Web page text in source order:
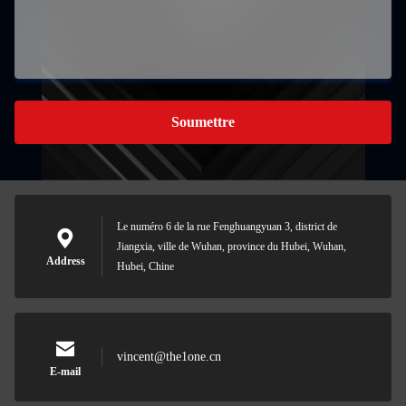
Soumettre
Address
Le numéro 6 de la rue Fenghuangyuan 3, district de
Jiangxia, ville de Wuhan, province du Hubei, Wuhan,
Hubei, Chine
E-mail
vincent@the1one.cn